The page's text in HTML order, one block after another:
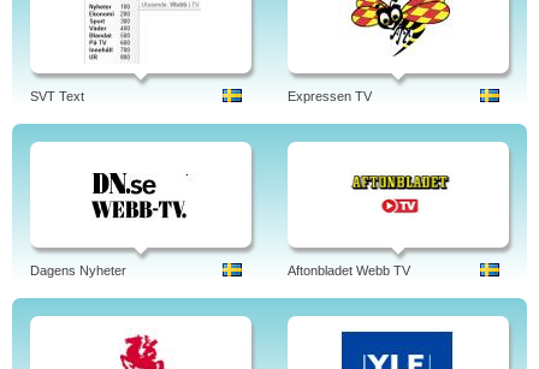
SVT Text Expressen TV
Dagens Nyheter Aftonbladet Webb TV